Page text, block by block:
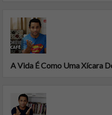
A Vida É Como Uma Xícara